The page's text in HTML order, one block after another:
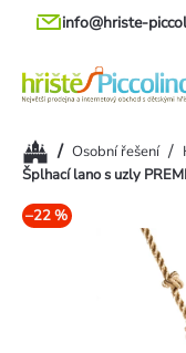
Přejít
info@hriste-
Domů/ Osobní řešení /
Šplhací lano s uzly
–22 %